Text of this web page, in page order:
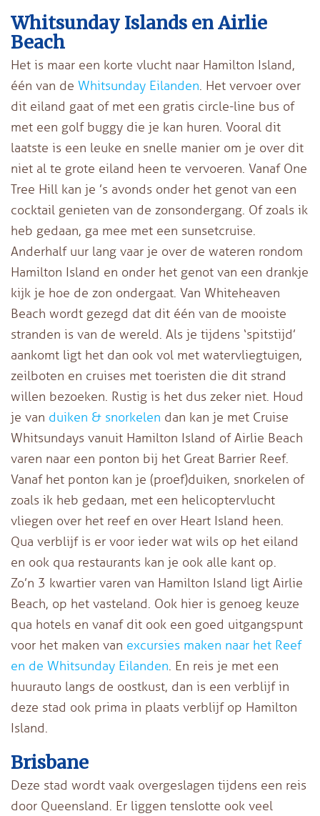
Whitsunday Islands en Airlie
Beach
Het is maar een korte vlucht naar Hamilton Island,
één van de Whitsunday Eilanden. Het vervoer over
dit eiland gaat of met een gratis circle-line bus of
met een golf buggy die je kan huren. Vooral dit
laatste is een leuke en snelle manier om je over dit
niet al te grote eiland heen te vervoeren. Vanaf One
Tree Hill kan je ’s avonds onder het genot van een
cocktail genieten van de zonsondergang. Of zoals ik
heb gedaan, ga mee met een sunsetcruise.
Anderhalf uur lang vaar je over de wateren rondom
Hamilton Island en onder het genot van een drankje
kijk je hoe de zon ondergaat. Van Whiteheaven
Beach wordt gezegd dat dit één van de mooiste
stranden is van de wereld. Als je tijdens ‘spitstijd’
aankomt ligt het dan ook vol met watervliegtuigen,
zeilboten en cruises met toeristen die dit strand
willen bezoeken. Rustig is het dus zeker niet. Houd
je van duiken & snorkelen dan kan je met Cruise
Whitsundays vanuit Hamilton Island of Airlie Beach
varen naar een ponton bij het Great Barrier Reef.
Vanaf het ponton kan je (proef)duiken, snorkelen of
zoals ik heb gedaan, met een helicoptervlucht
vliegen over het reef en over Heart Island heen.
Qua verblijf is er voor ieder wat wils op het eiland
en ook qua restaurants kan je ook alle kant op.
Zo’n 3 kwartier varen van Hamilton Island ligt Airlie
Beach, op het vasteland. Ook hier is genoeg keuze
qua hotels en vanaf dit ook een goed uitgangspunt
voor het maken van excursies maken naar het Reef
en de Whitsunday Eilanden. En reis je met een
huurauto langs de oostkust, dan is een verblijf in
deze stad ook prima in plaats verblijf op Hamilton
Island.
Brisbane
Deze stad wordt vaak overgeslagen tijdens een reis
door Queensland. Er liggen tenslotte ook veel